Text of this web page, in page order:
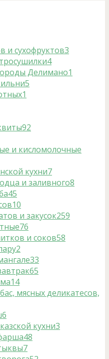
и сухофруктов3
4
Делимано1
5
1
92
и кисломолочные
кухни7
и заливного8
45
10
и закусок259
76
и соков58
2
33
65
14
мясных деликатесов,
6
кухни3
48
7